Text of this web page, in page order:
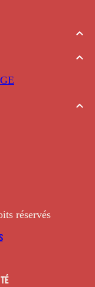
réservés